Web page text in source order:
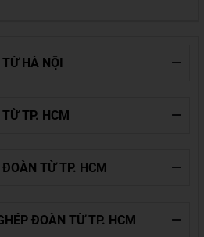
HÀ NỘI
TP. HCM
ĐOÀN TỪ TP. HCM
ĐOÀN TỪ TP. HCM